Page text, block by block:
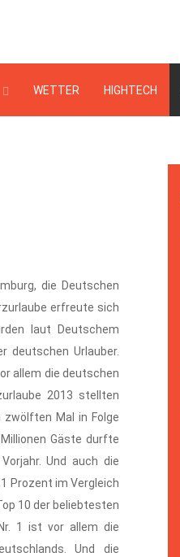
WETTER HIGHTECH
die Deutschen
erfreute sich
laut Deutschem
deutschen Urlauber.
allem die deutschen
2013 stellten
zwölften Mal in Folge
Gäste durfte
Und auch die
Prozent im Vergleich
10 der beliebtesten
1 ist vor allem die
Und die